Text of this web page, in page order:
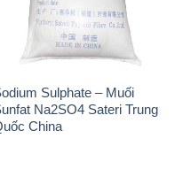
Sulphate – Muối
Na2SO4 Sateri Trung
China